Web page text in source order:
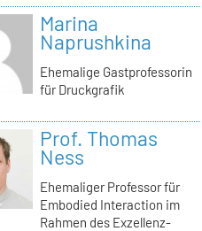
Marina
Naprushkina
Ehemalige Gastprofessorin
für Druckgrafik
Prof. Thomas
Ness
Ehemaliger Professor für
Embodied Interaction im
Rahmen des Exzellenz-